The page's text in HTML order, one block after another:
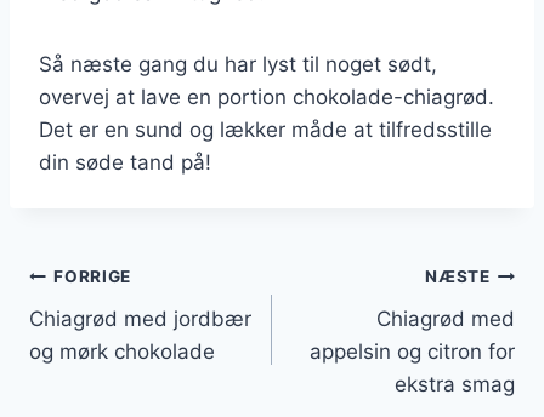
Så næste gang du har lyst til noget sødt,
overvej at lave en portion chokolade-chiagrød.
Det er en sund og lækker måde at tilfredsstille
din søde tand på!
Indlægsnavigation
FORRIGE
Chiagrød med jordbær
og mørk chokolade
NÆSTE
Chiagrød med
appelsin og citron for
ekstra smag